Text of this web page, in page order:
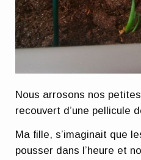
Nous arrosons nos
recouvert d’une pellicule
Ma fille, s’imaginait que
pousser dans l’heure et